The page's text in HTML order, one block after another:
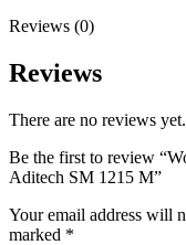
Reviews (0)
Reviews
There are no reviews yet.
Be the first to review
Aditech SM 1215 M”
Your email address will
marked *